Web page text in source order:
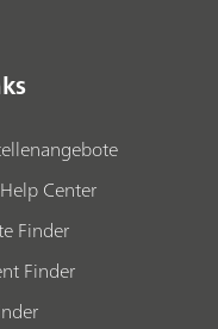
Center
Finder
Finder